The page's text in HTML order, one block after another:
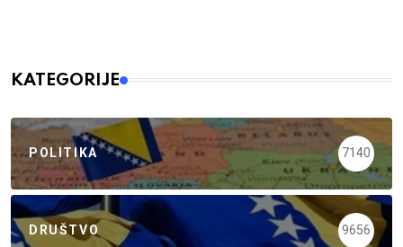
KATEGORIJE
POLITIKA 7140
DRUŠTVO 9656